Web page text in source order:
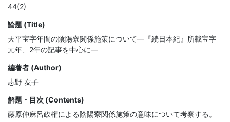
44(2)
論題 (Title)
天平宝字年間の陰陽寮関係施策について—『続日本紀』所載宝字
元年、2年の記事を中心に—
編著者 (Author)
志野 友子
解題・目次 (Contents)
藤原仲麻呂政権による陰陽寮関係施策の意味について考察する。